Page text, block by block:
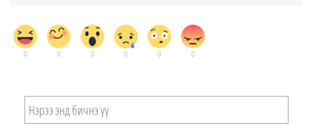
0 0 0 0 0 0